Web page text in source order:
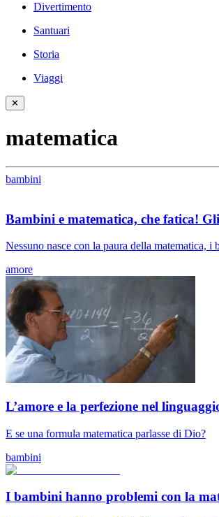
Divertimento
Santuari
Storia
Viaggi
✕
matematica
bambini
Bambini e matematica, che fatica!
Nessuno nasce con la paura della matematica,
amore
L’amore e la perfezione nel
E se una formula matematica parlasse di Dio?
bambini
I bambini hanno problemi con la